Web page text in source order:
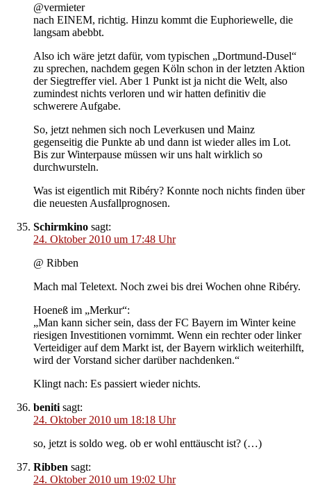
@vermieter
nach EINEM, richtig. Hinzu kommt die Euphoriewelle, die
langsam abebbt.
Also ich wäre jetzt dafür, vom typischen „Dortmund-Dusel“
zu sprechen, nachdem gegen Köln schon in der letzten Aktion
der Siegtreffer viel. Aber 1 Punkt ist ja nicht die Welt, also
zumindest nichts verloren und wir hatten definitiv die
schwerere Aufgabe.
So, jetzt nehmen sich noch Leverkusen und Mainz
gegenseitig die Punkte ab und dann ist wieder alles im Lot.
Bis zur Winterpause müssen wir uns halt wirklich so
durchwursteln.
Was ist eigentlich mit Ribéry? Konnte noch nichts finden über
die neuesten Ausfallprognosen.
Schirmkino sagt:
24. Oktober 2010 um 17:48 Uhr
@ Ribben
Mach mal Teletext. Noch zwei bis drei Wochen ohne Ribéry.
Hoeneß im „Merkur“:
„Man kann sicher sein, dass der FC Bayern im Winter keine
riesigen Investitionen vornimmt. Wenn ein rechter oder linker
Verteidiger auf dem Markt ist, der Bayern wirklich weiterhilft,
wird der Vorstand sicher darüber nachdenken.“
Klingt nach: Es passiert wieder nichts.
beniti sagt:
24. Oktober 2010 um 18:18 Uhr
so, jetzt is soldo weg. ob er wohl enttäuscht ist? (…)
Ribben sagt:
24. Oktober 2010 um 19:02 Uhr